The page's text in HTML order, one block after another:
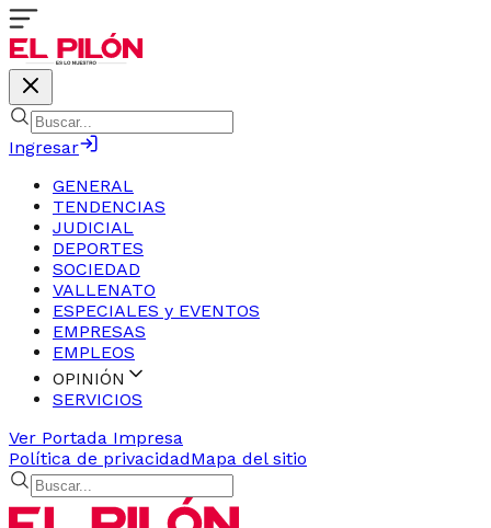
Ingresar
GENERAL
TENDENCIAS
JUDICIAL
DEPORTES
SOCIEDAD
VALLENATO
ESPECIALES y EVENTOS
EMPRESAS
EMPLEOS
OPINIÓN
SERVICIOS
Ver Portada Impresa
Política de privacidadMapa del sitio